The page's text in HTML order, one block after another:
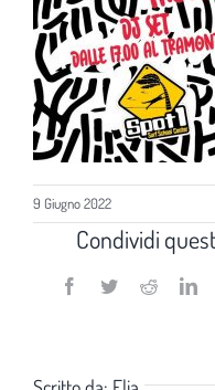
9 Giugno 2022
Condividi
Facebook
TwitterReddit